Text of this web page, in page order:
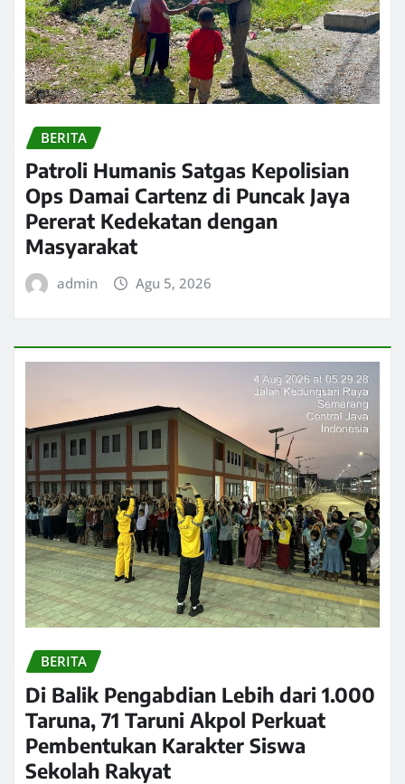
BERITA
Patroli Humanis Satgas Kepolisian
Ops Damai Cartenz di Puncak Jaya
Pererat Kedekatan dengan
Masyarakat
admin Agu 5, 2026
BERITA
Di Balik Pengabdian Lebih dari 1.000
Taruna, 71 Taruni Akpol Perkuat
Pembentukan Karakter Siswa
Sekolah Rakyat